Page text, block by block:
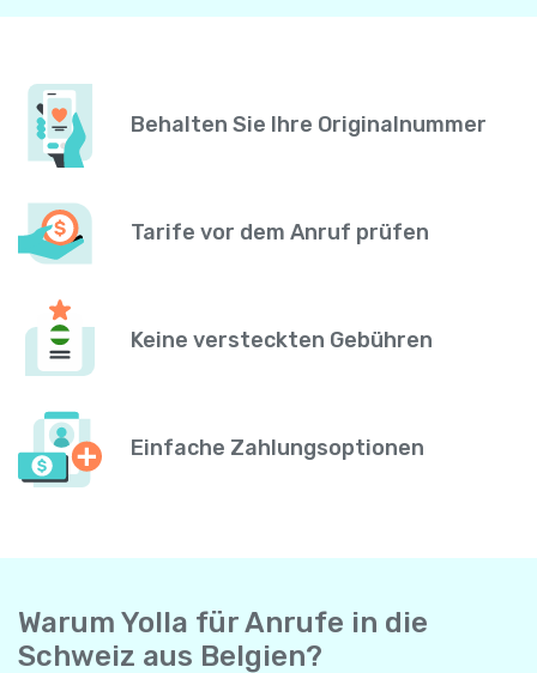
Behalten Sie Ihre Originalnummer
Tarife vor dem Anruf prüfen
Keine versteckten Gebühren
Einfache Zahlungsoptionen
Warum Yolla für Anrufe in die
Schweiz aus Belgien?